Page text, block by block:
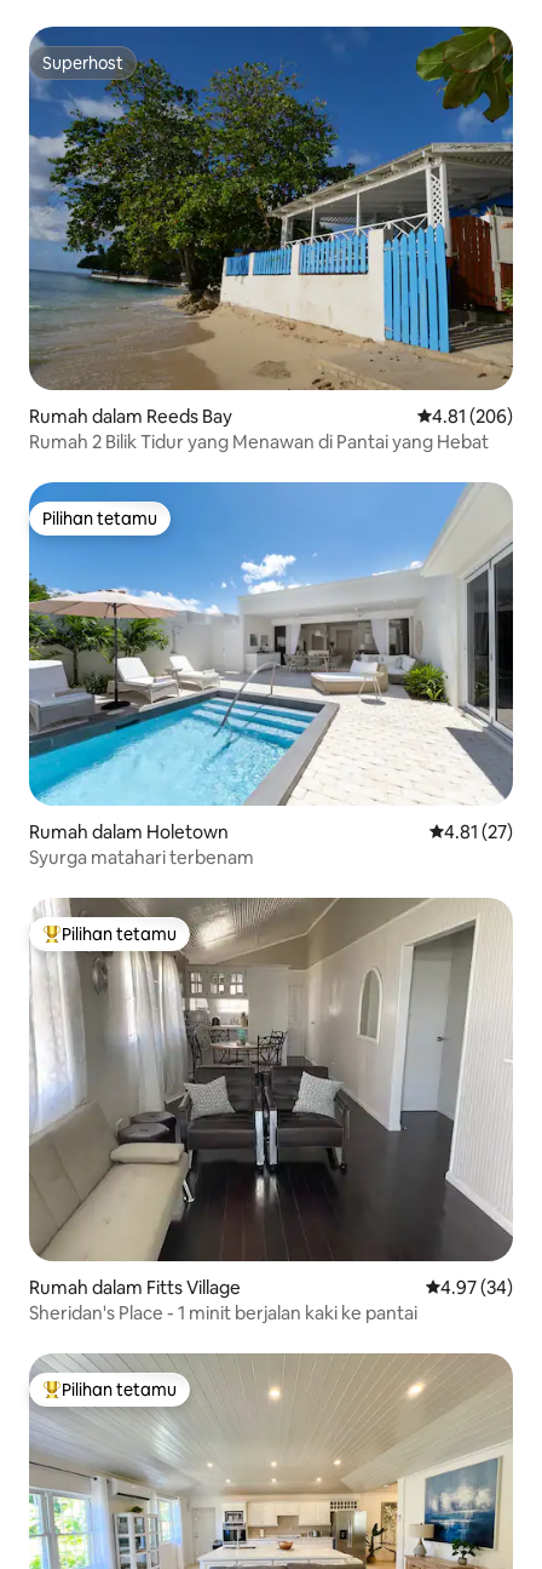
Superhost
Superhost
Rumah dalam Reeds Bay Penarafan
4.81 (206)
Rumah 2 Bilik Tidur yang Menawan di Pantai yang Hebat
Pilihan tetamu
Pilihan tetamu
Rumah dalam Holetown Penarafan
4.81 (27)
Syurga matahari terbenam
Pilihan utama tetamu
Pilihan tetamu
Rumah dalam Fitts Village Penarafan
4.97 (34)
Sheridan's Place - 1 minit berjalan kaki ke pantai
Pilihan utama tetamu
Pilihan tetamu